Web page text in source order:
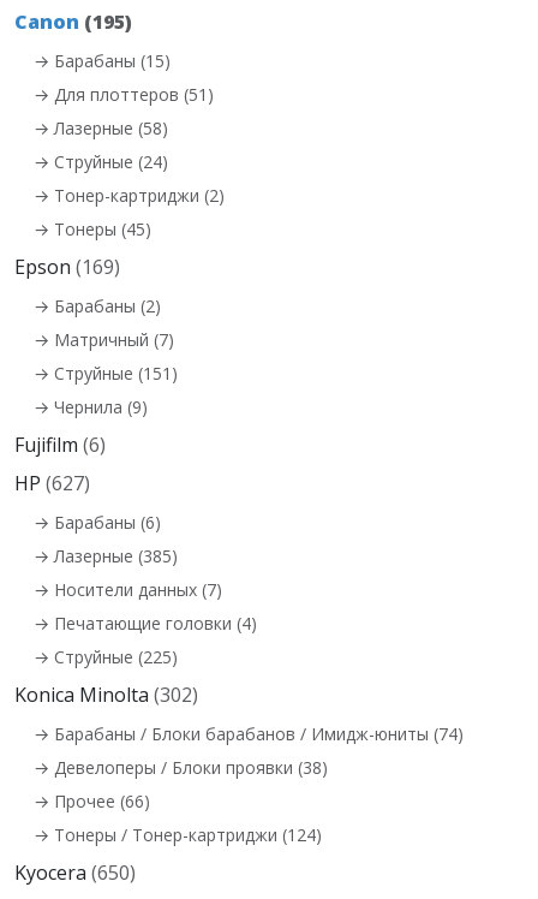
Canon (195)
→ Барабаны (15)
→ Для плоттеров (51)
→ Лазерные (58)
→ Струйные (24)
→ Тонер-картриджи (2)
→ Тонеры (45)
Epson (169)
→ Барабаны (2)
→ Матричный (7)
→ Струйные (151)
→ Чернила (9)
Fujifilm (6)
HP (627)
→ Барабаны (6)
→ Лазерные (385)
→ Носители данных (7)
→ Печатающие головки (4)
→ Струйные (225)
Konica Minolta (302)
→ Барабаны / Блоки барабанов / Имидж-юниты (74)
→ Девелоперы / Блоки проявки (38)
→ Прочее (66)
→ Тонеры / Тонер-картриджи (124)
Kyocera (650)